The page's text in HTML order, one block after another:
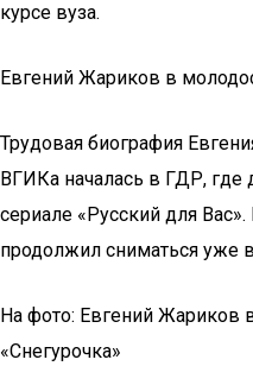
курсе вуза.
Евгений Жариков в
Трудовая биография
ВГИКа началась в ГДР, где
сериале «Русский для
продолжил сниматься уже
На фото: Евгений Жариков
«Снегурочка»